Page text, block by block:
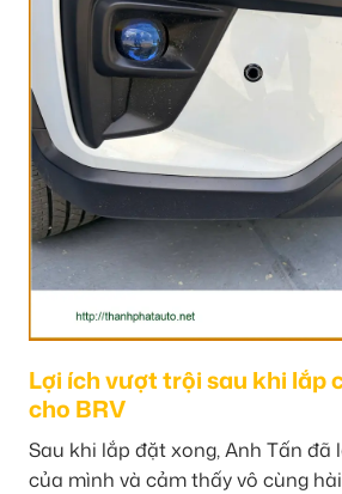
Lợi ích vượt trội sau khi lắp
cho BRV
Sau khi lắp đặt xong, Anh Tấn đã
của mình và cảm thấy vô cùng